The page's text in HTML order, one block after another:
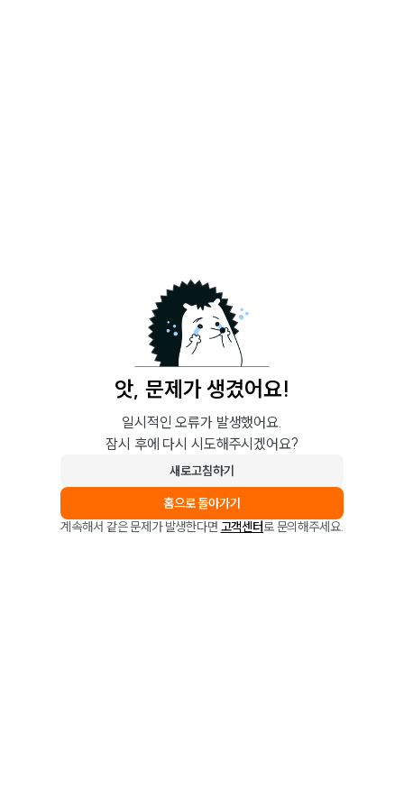
앗, 문제가 생겼어요!
일시적인 오류가 발생했어요.
잠시 후에 다시 시도해주시겠어요?
새로고침하기
홈으로 돌아가기
계속해서 같은 문제가 발생한다면 고객센터로 문의해주세요.